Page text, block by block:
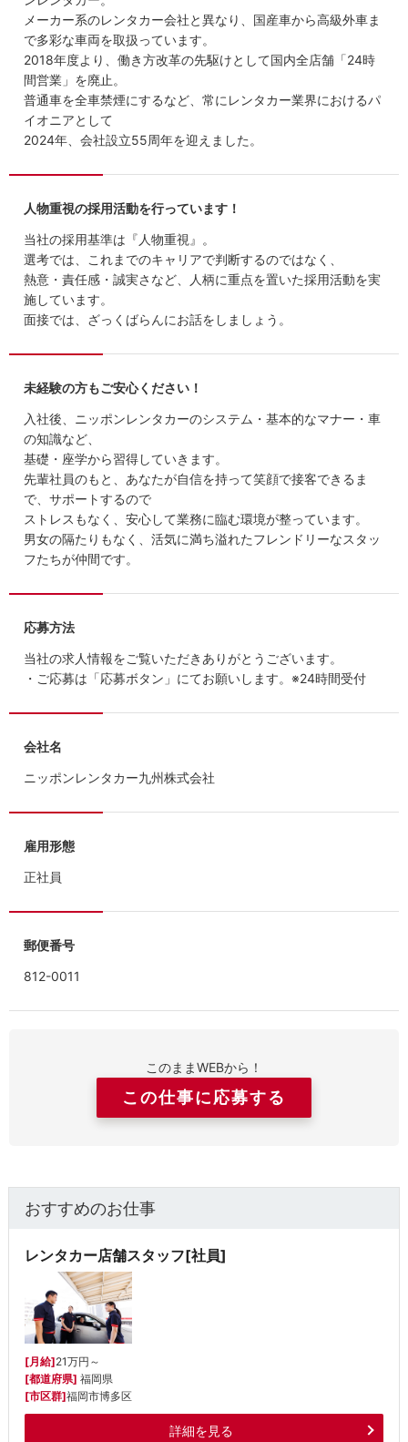
メーカー系のレンタカー会社と異なり、国産車から高級外車ま
で多彩な車両を取扱っています。
2018年度より、働き方改革の先駆けとして国内全店舗「24時
間営業」を廃止。
普通車を全車禁煙にするなど、常にレンタカー業界におけるパ
イオニアとして
2024年、会社設立55周年を迎えました。
人物重視の採用活動を行っています！
当社の採用基準は『人物重視』。
選考では、これまでのキャリアで判断するのではなく、
熱意・責任感・誠実さなど、人柄に重点を置いた採用活動を実
施しています。
面接では、ざっくばらんにお話をしましょう。
未経験の方もご安心ください！
入社後、ニッポンレンタカーのシステム・基本的なマナー・車
の知識など、
基礎・座学から習得していきます。
先輩社員のもと、あなたが自信を持って笑顔で接客できるま
で、サポートするので
ストレスもなく、安心して業務に臨む環境が整っています。
男女の隔たりもなく、活気に満ち溢れたフレンドリーなスタッ
フたちが仲間です。
応募方法
当社の求人情報をご覧いただきありがとうございます。
・ご応募は「応募ボタン」にてお願いします。※24時間受付
会社名
ニッポンレンタカー九州株式会社
雇用形態
正社員
郵便番号
812-0011
このままWEBから！
この仕事に応募する
おすすめのお仕事
レンタカー店舗スタッフ[社員]
[月給]21万円～
[都道府県] 福岡県
[市区群]福岡市博多区
詳細を見る